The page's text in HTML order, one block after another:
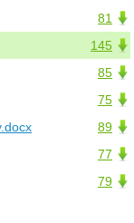
81
145
85
75
89
77
79